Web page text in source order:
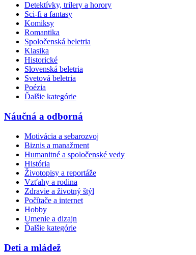
Detektívky, trilery a horory
Sci-fi a fantasy
Komiksy
Romantika
Spoločenská beletria
Klasika
Historické
Slovenská beletria
Svetová beletria
Poézia
Ďalšie kategórie
Náučná a odborná
Motivácia a sebarozvoj
Biznis a manažment
Humanitné a spoločenské vedy
História
Životopisy a reportáže
Vzťahy a rodina
Zdravie a životný štýl
Počítače a internet
Hobby
Umenie a dizajn
Ďalšie kategórie
Deti a mládež